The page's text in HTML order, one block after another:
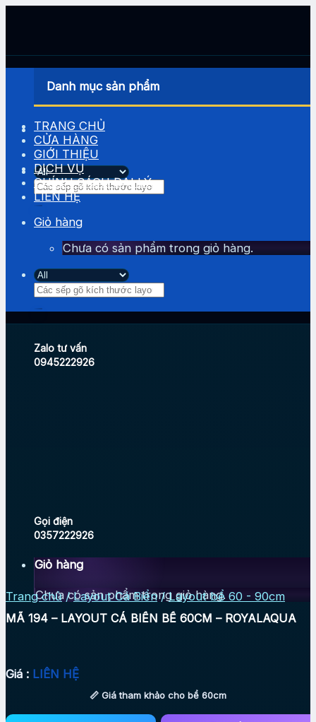
Tìm
kiếm:
Zalo tư vấn
0945222926
Gọi điện
0357222926
Giỏ hàng
Chưa có sản phẩm trong giỏ hàng.
Danh mục sản phẩm
TRANG CHỦ
CỬA HÀNG
GIỚI THIỆU
DỊCH VỤ
CHÍNH SÁCH ĐẠI LÝ
LIÊN HỆ
Giỏ hàng
Chưa có sản phẩm trong giỏ hàng.
Tìm
kiếm:
Trang chủ / Layout Cá Biển / Layout bể 60 - 90cm
MÃ 194 – LAYOUT CÁ BIỂN BỂ 60CM – ROYALAQUA
Giá : LIÊN HỆ
📏 Giá tham khảo cho bể 60cm